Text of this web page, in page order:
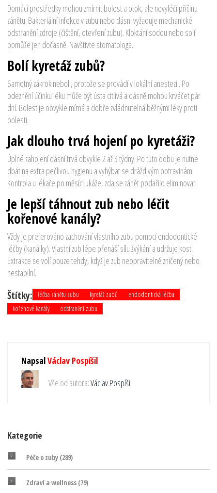
Domácí prostředky mohou zmírnit bolest a otok, ale nevyléčí příčinu
zánětu. Bakteriální infekce v zubu nebo dásni vyžaduje mechanické
odstranění zdroje (čištění, otevření zubu). Kloktání sodou nebo solí
pomůže jen dočasně. Navštivte stomatologa.
Bolí kyretáž zubů?
Samotný zákrok neboli, protože se provádí v lokální anestezii. Po
odeznění účinku léku může být ústa citlivá a dásně mohou krváčet pár
dní. Bolest je obvykle mírná a dobře zvládnutelná běžnými léky proti
bolesti.
Jak dlouho trvá hojení po kyretáži?
Úplné zahojení dásní trvá obvykle 2 až 3 týdny. Po tuto dobu je nutné
dbát na extra pečlivou hygienu a vyhýbat se dráždivým potravinám.
Kontrola u lékaře po měsíci ukáže, zda se zánět podařilo eliminovat.
Je lepší táhnout zub nebo léčit
kořenové kanály?
Vždy je preferováno zachování vlastního zubu pomocí endodontické
léčby (kanálky). Vlastní zub lépe přenáší sílu žvýkání a udržuje kost.
Extrakce se volí pouze tehdy, když je zub neopravitelně zničený nebo
nestabilní.
Štítky: léčba zánětu zubu kyretáž zubů
endodontická léčba
kořenové kanály
odstranění zubu
NapsalVáclav Pospíšil
Vše od autora:Václav Pospíšil
Kategorie
Péče o zuby (289)
Zdraví a wellness (79)